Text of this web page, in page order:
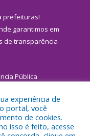
prefeituras!
garantimos em
de transparência
Pública
Municipal de
experiência de
portal, você
de cookies.
isso é feito, acesse